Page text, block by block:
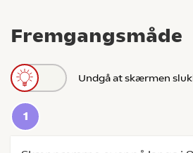
Fremgangsmåde
Undgå at skærmen